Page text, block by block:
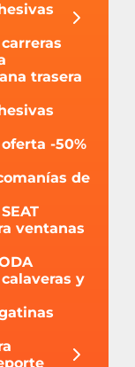
trasera
-50%
de
ventanas
y